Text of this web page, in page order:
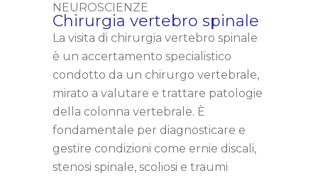
NEUROSCIENZE
Chirurgia vertebro spinale
La visita di chirurgia vertebro spinale
è un accertamento specialistico
condotto da un chirurgo vertebrale,
mirato a valutare e trattare patologie
della colonna vertebrale. È
fondamentale per diagnosticare e
gestire condizioni come ernie discali,
stenosi spinale, scoliosi e traumi